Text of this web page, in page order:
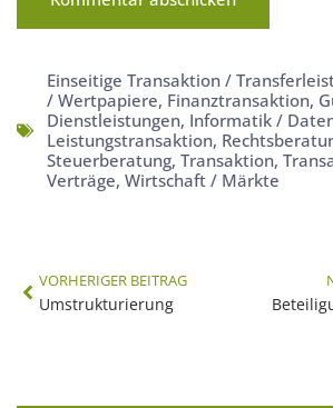
Einseitige Transaktion /
/ Wertpapiere, Finanztransaktion,
Dienstleistungen, Informatik /
Leistungstransaktion,
Steuerberatung, Transaktion,
Verträge, Wirtschaft / Märkte
VORHERIGER BEITRAG
Umstrukturierung